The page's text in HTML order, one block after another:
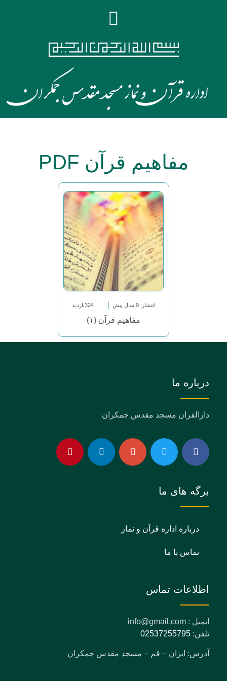
مفاهیم قرآن PDF
انتشار: 9 سال پیش 324بازدید
مفاهیم قرآن (۱)
درباره ما
دارالقران مسجد مقدس جمکران
برگه های ما
درباره اداره قرآن و نماز
تماس با ما
اطلاعات تماس
ایمیل : info@gmail.com
تلفن: 02537255795
آدرس: ایران – قم – مسجد مقدس جمکران